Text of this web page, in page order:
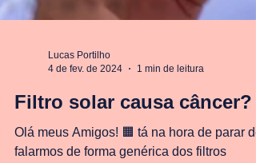
Lucas Portilho
4 de fev. de 2024
1 min de leitura